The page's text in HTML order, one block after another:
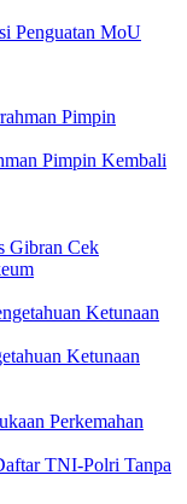
Penguatan MoU
Pimpin Kembali
Gibran Cek
Ketunaan
TNI-Polri Tanpa